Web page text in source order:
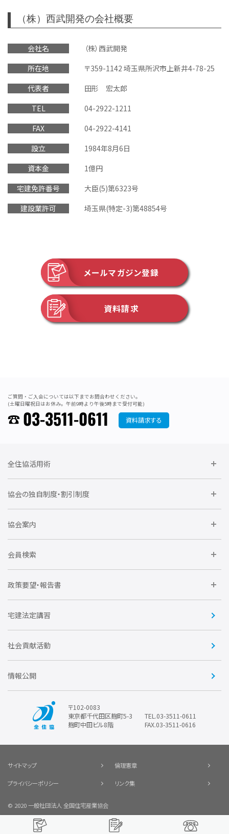
（株）西武開発の会社概要
会社名
（株）西武開発
所在地
〒359-1142 埼玉県所沢市上新井4-78-25
代表者
田形 宏太郎
TEL
04-2922-1211
FAX
04-2922-4141
設立
1984年8月6日
資本金
1億円
宅建免許番号
大臣(5)第6323号
建設業許可
埼玉県(特定-3)第48854号
メールマガジン登録
資料請求
ご質問・ご入会については以下までお問合わせください。
(土曜日曜祝日はお休み。午前9時より午後5時まで受付可能)
03-3511-0611 資料請求する
全住協活用術
委員会に参加しよう
要望活動に参加しよう
協会の独自制度・割引制度
住宅瑕疵担保責任保険割引制度
全住協NET
不動産後見アドバイザー資格講習
会
全住協ビジネスショップ
協会案内
運営組織
トライアル会員制度
会員検索
企業会員
賛助会員
政策要望・報告書
住宅・土地税制改正要望
優良事業表彰
宅建法定講習
社会貢献活動
情報公開
〒102-0083
東京都千代田区麹町5-3
麹町中田ビル8階
TEL.03-3511-0611
FAX.03-3511-0616
サイトマップ 倫理憲章
プライバシーポリシー リンク集
© 2020 一般社団法人 全国住宅産業協会